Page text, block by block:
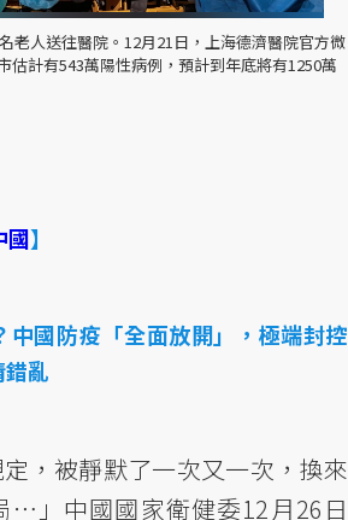
老人送往醫院。12月21日，上海德濟醫院官方微
估計有543萬陽性病例，預計到年底將有1250萬
國】
中國防疫「全面放開」，極端封控
亂
定，被靜默了一次又一次，換來
⋯」中國國家衛健委12月26日